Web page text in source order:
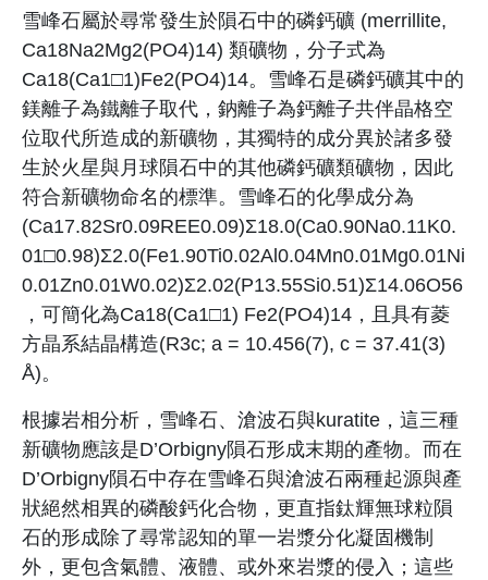
雪峰石屬於尋常發生於隕石中的磷鈣礦 (merrillite,
Ca18Na2Mg2(PO4)14) 類礦物，分子式為
Ca18(Ca1□1)Fe2(PO4)14。雪峰石是磷鈣礦其中的
鎂離子為鐵離子取代，鈉離子為鈣離子共伴晶格空
位取代所造成的新礦物，其獨特的成分異於諸多發
生於火星與月球隕石中的其他磷鈣礦類礦物，因此
符合新礦物命名的標準。雪峰石的化學成分為
(Ca17.82Sr0.09REE0.09)Σ18.0(Ca0.90Na0.11K0.
01□0.98)Σ2.0(Fe1.90Ti0.02Al0.04Mn0.01Mg0.01Ni
0.01Zn0.01W0.02)Σ2.02(P13.55Si0.51)Σ14.06O56
，可簡化為Ca18(Ca1□1) Fe2(PO4)14，且具有菱
方晶系結晶構造(R3c; a = 10.456(7), c = 37.41(3)
Å)。
根據岩相分析，雪峰石、滄波石與kuratite，這三種
新礦物應該是D’Orbigny隕石形成末期的產物。而在
D’Orbigny隕石中存在雪峰石與滄波石兩種起源與產
狀絕然相異的磷酸鈣化合物，更直指鈦輝無球粒隕
石的形成除了尋常認知的單一岩漿分化凝固機制
外，更包含氣體、液體、或外來岩漿的侵入；這些